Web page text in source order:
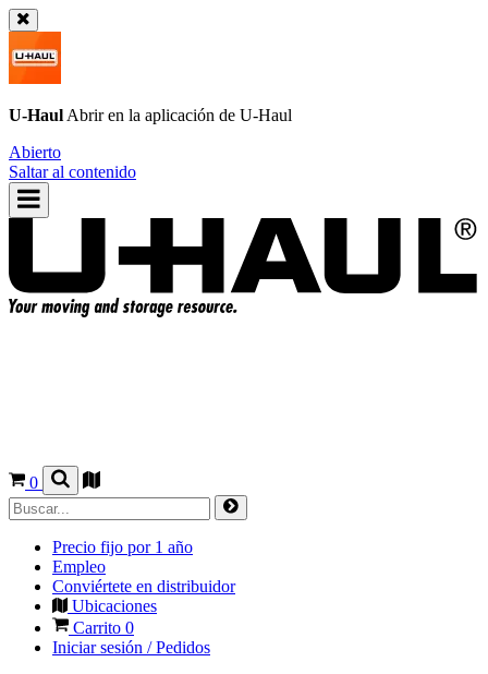
U-Haul Abrir en la aplicación de U-Haul
Abierto
Saltar al contenido
0
Precio fijo por 1 año
Empleo
Conviértete en distribuidor
Ubicaciones
Carrito 0
Iniciar sesión / Pedidos